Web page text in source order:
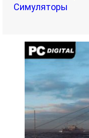
Симуляторы